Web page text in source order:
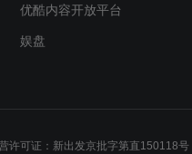
优酷内容开放平台
娱盘
许可证：新出发京批字第直150118号